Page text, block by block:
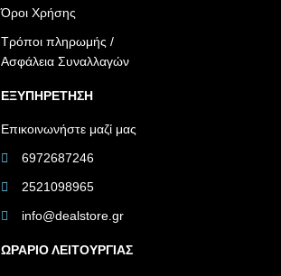
Όροι Χρήσης
Τρόποι πληρωμής /
Ασφάλεια Συναλλαγών
ΕΞΥΠΗΡΕΤΗΣΗ
Επικοινωνήστε μαζί μας
6972687246
2521098965
info@dealstore.gr
ΩΡΑΡΙΟ ΛΕΙΤΟΥΡΓΙΑΣ​